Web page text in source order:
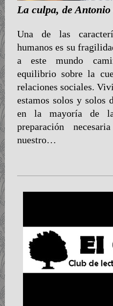
La culpa, de
Una de las
humanos es su
a este mundo
equilibrio sobre la
relaciones sociales.
estamos solos y solos
en la mayoría de
preparación
nuestro…